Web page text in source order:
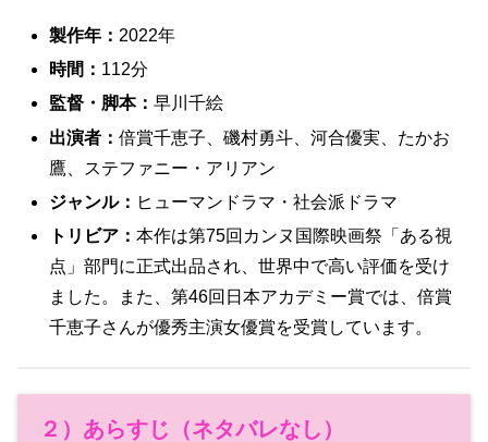
製作年： 2022年
時間： 112分
監督・脚本：早川千絵
出演者：倍賞千恵子、磯村勇斗、河合優実、たかお
鷹、ステファニー・アリアン
ジャンル： ヒューマンドラマ・社会派ドラマ
トリビア：本作は第75回カンヌ国際映画祭「ある視
点」部門に正式出品され、世界中で高い評価を受け
ました。また、第46回日本アカデミー賞では、倍賞
千恵子さんが優秀主演女優賞を受賞しています。
２）あらすじ（ネタバレなし）